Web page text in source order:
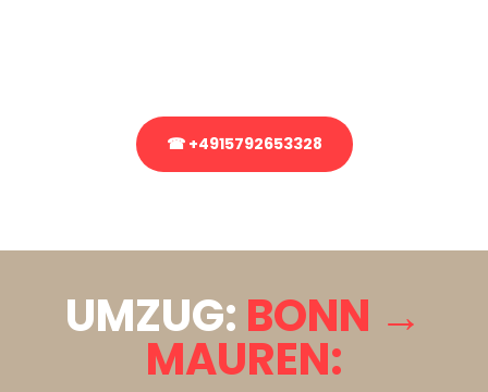
☎ +4915792653328
UMZUG: BONN →
MAUREN: